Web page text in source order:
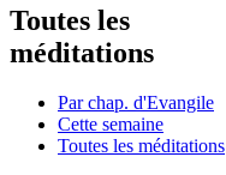
Toutes les
méditations
Par chap. d'Evangile
Cette semaine
Toutes les méditations